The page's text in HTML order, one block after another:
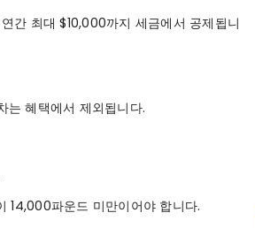
간 최대 $10,000까지 세금에서 공제됩니
는 혜택에서 제외됩니다.
14,000파운드 미만이어야 합니다.